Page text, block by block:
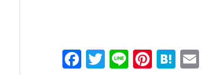
F
T
Li Pi H